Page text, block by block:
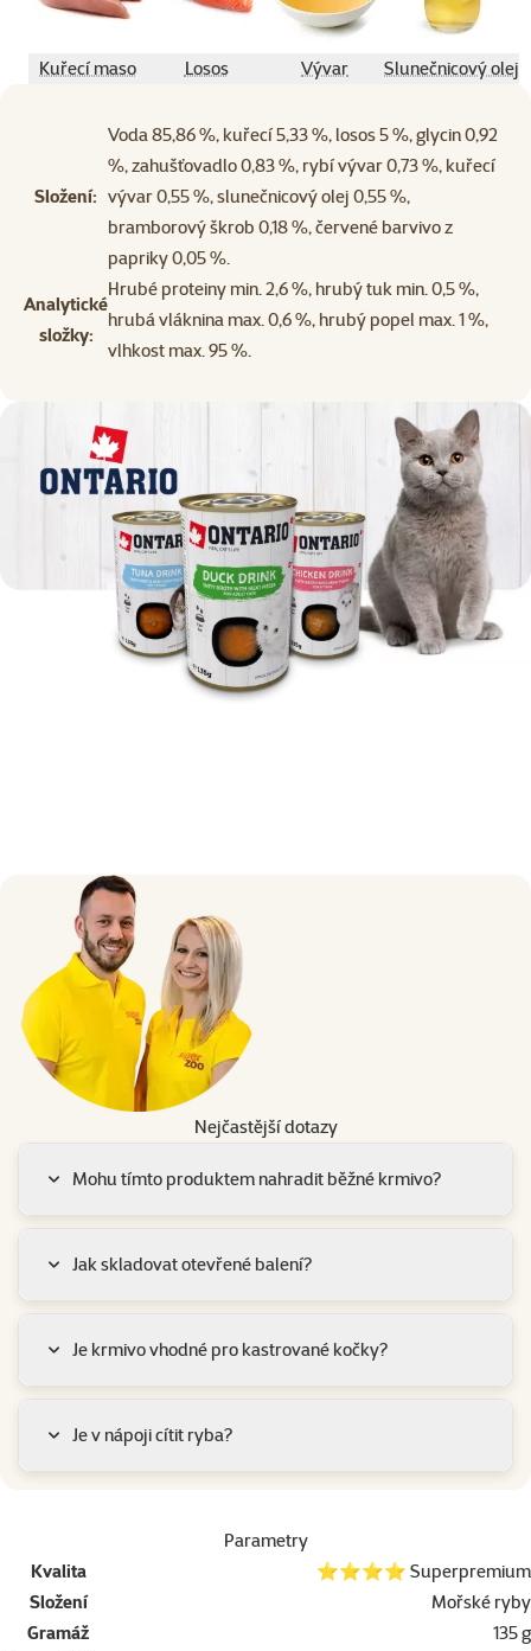
Kuřecí maso Losos Vývar Slunečnicový olej
Složení:
Voda 85,86 %, kuřecí 5,33 %, losos 5 %, glycin 0,92
%, zahušťovadlo 0,83 %, rybí vývar 0,73 %, kuřecí
vývar 0,55 %, slunečnicový olej 0,55 %,
bramborový škrob 0,18 %, červené barvivo z
papriky 0,05 %.
Analytické
složky:
Hrubé proteiny min. 2,6 %, hrubý tuk min. 0,5 %,
hrubá vláknina max. 0,6 %, hrubý popel max. 1 %,
vlhkost max. 95 %.
Nejčastější dotazy
Mohu tímto produktem nahradit běžné krmivo?
Jak skladovat otevřené balení?
Je krmivo vhodné pro kastrované kočky?
Je v nápoji cítit ryba?
Parametry
Kvalita
⭐⭐⭐⭐ Superpremium
Složení
Mořské ryby
Gramáž
135 g